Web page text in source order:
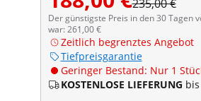
235,00 €
Der günstigste Preis in den 30 Tagen
war: 261,00 €
Zeitlich begrenztes Angebot
Tiefpreisgarantie
Geringer Bestand: Nur 1
KOSTENLOSE LIEFERUNG